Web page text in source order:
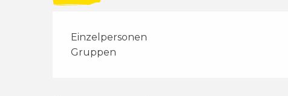
Einzelpersonen
Gruppen